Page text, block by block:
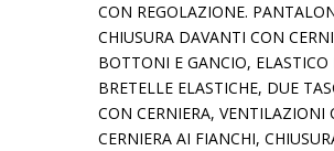
CON REGOLAZIONE.
CHIUSURA DAVANTI CON
BOTTONI E GANCIO, ELASTICO
BRETELLE ELASTICHE, DUE
CON CERNIERA, VENTILAZIONI
CERNIERA AI FIANCHI,